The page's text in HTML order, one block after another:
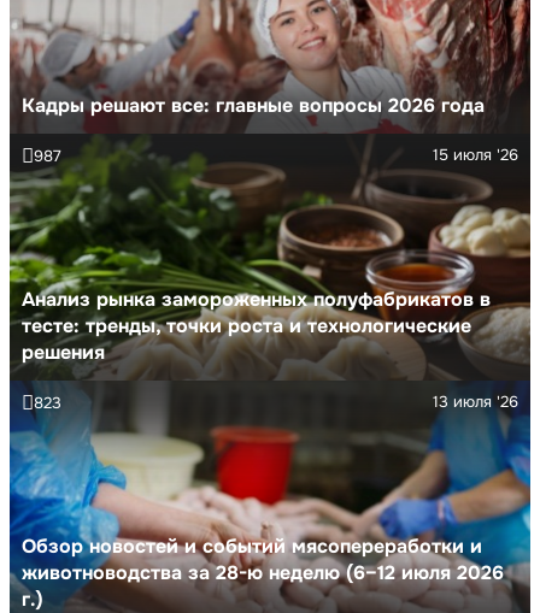
Кадры решают все: главные вопросы 2026 года
Анализ рынка замороженных полуфабрикатов в
тесте: тренды, точки роста и технологические
решения
15 июля '26
987
Обзор новостей и событий мясопереработки и
животноводства за 28-ю неделю (6–12 июля 2026
г.)
13 июля '26
823